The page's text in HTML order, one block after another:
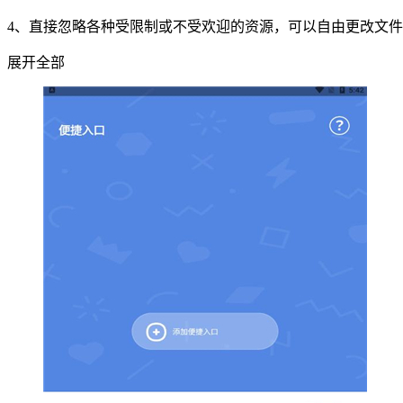
4、直接忽略各种受限制或不受欢迎的资源，可以自由更改文件
展开全部